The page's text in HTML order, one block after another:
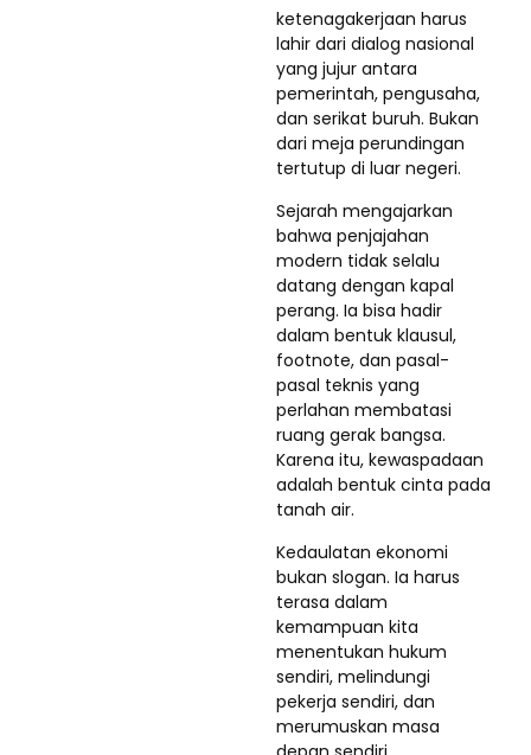
ketenagakerjaan harus
lahir dari dialog nasional
yang jujur antara
pemerintah, pengusaha,
dan serikat buruh. Bukan
dari meja perundingan
tertutup di luar negeri.
Sejarah mengajarkan
bahwa penjajahan
modern tidak selalu
datang dengan kapal
perang. Ia bisa hadir
dalam bentuk klausul,
footnote, dan pasal-
pasal teknis yang
perlahan membatasi
ruang gerak bangsa.
Karena itu, kewaspadaan
adalah bentuk cinta pada
tanah air.
Kedaulatan ekonomi
bukan slogan. Ia harus
terasa dalam
kemampuan kita
menentukan hukum
sendiri, melindungi
pekerja sendiri, dan
merumuskan masa